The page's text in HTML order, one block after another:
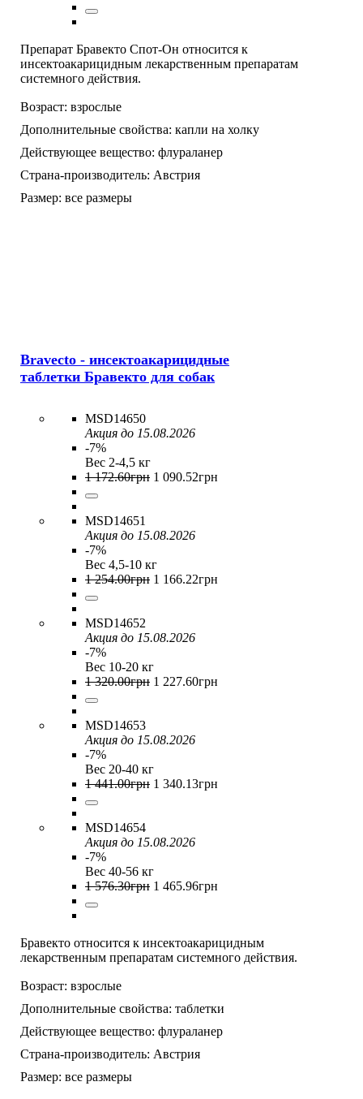
Препарат Бравекто Спот-Он относится к
инсектоакарицидным лекарственным препаратам
системного действия.
Возраст: взрослые
Дополнительные свойства: капли на холку
Действующее вещество: флураланер
Страна-производитель: Австрия
Размер: все размеры
Bravecto - инсектоакарицидные
таблетки Бравекто для собак
MSD14650
Акция до 15.08.2026
-7%
Вес 2-4,5 кг
1 172.60грн 1 090.52грн
MSD14651
Акция до 15.08.2026
-7%
Вес 4,5-10 кг
1 254.00грн 1 166.22грн
MSD14652
Акция до 15.08.2026
-7%
Вес 10-20 кг
1 320.00грн 1 227.60грн
MSD14653
Акция до 15.08.2026
-7%
Вес 20-40 кг
1 441.00грн 1 340.13грн
MSD14654
Акция до 15.08.2026
-7%
Вес 40-56 кг
1 576.30грн 1 465.96грн
Бравекто относится к инсектоакарицидным
лекарственным препаратам системного действия.
Возраст: взрослые
Дополнительные свойства: таблетки
Действующее вещество: флураланер
Страна-производитель: Австрия
Размер: все размеры